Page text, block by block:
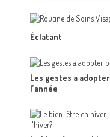
Éclatant
Les gestes a
l’année